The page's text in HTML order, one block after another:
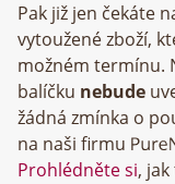
Pak již jen čekáte
vytoužené zboží,
možném termínu.
balíčku nebude
žádná zmínka o
na naši firmu
Prohlédněte si,